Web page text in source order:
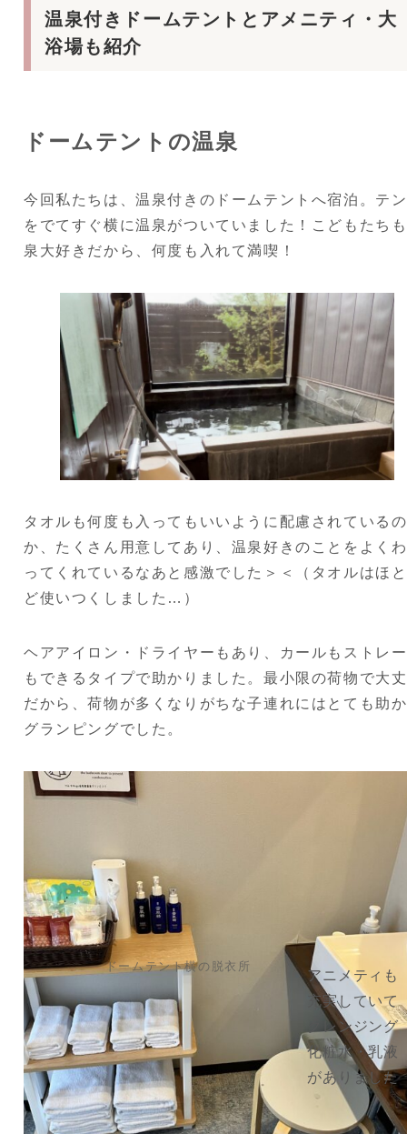
温泉付きドームテントとアメニティ・大
浴場も紹介
ドームテントの温泉
今回私たちは、温泉付きのドームテントへ宿泊。テ
をでてすぐ横に温泉がついていました！こどもたち
泉大好きだから、何度も入れて満喫！
タオルも何度も入ってもいいように配慮されているの
か、たくさん用意してあり、温泉好きのことをよく
ってくれているなあと感激でした＞＜（タオルはほ
ど使いつくしました…）
ヘアアイロン・ドライヤーもあり、カールもストレ
もできるタイプで助かりました。最小限の荷物で大
だから、荷物が多くなりがちな子連れにはとても助
グランピングでした。
ドームテント横の脱衣所
アニメティも
充実していて
クレンジング
化粧水・乳液
がありました